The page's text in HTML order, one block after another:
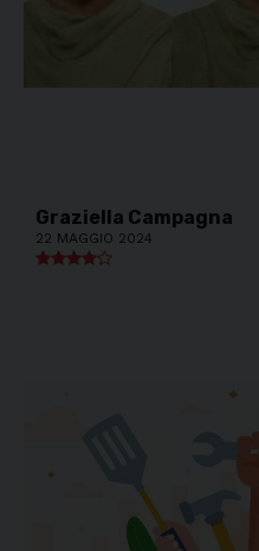
Graziella Campagna
22 MAGGIO 2024